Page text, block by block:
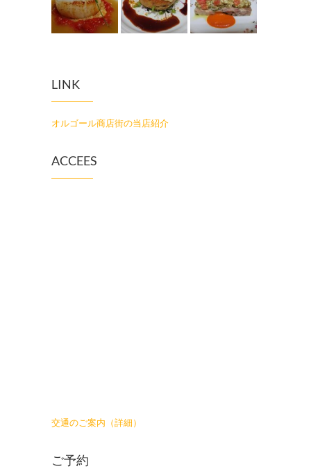
LINK
オルゴール商店街の当店紹介
ACCEES
交通のご案内（詳細）
ご予約